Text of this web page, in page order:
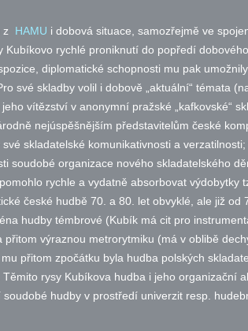
z HAMU i dobová situace, samozřejmě ve
Kubíkovo rychlé proniknutí do popředí
diplomatické schopnosti mu pak
své skladby volil i dobově „aktuální“ témata (
vítězství v anonymní pražské „kafkovské“
nejúspěšnějším představitelům české
skladatelské komunikativnosti a
soudobé organizace nového skladatelského
rychle a vydatně absorbovat výdobytky
české hudbě 70. a 80. let obvyklé, ale již od
hudby témbrové (Kubík má cit pro
výraznou metrorytmiku (má v oblibě
přitom zpočátku byla hudba polských
rysy Kubíkova hudba i jeho organizační
hudby v prostředí univerzit resp.